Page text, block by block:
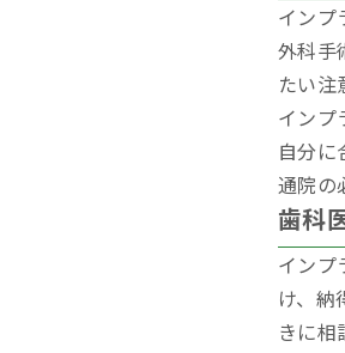
インプ
外科手
たい注
インプ
自分に
通院の
歯科
インプ
け、納
きに相